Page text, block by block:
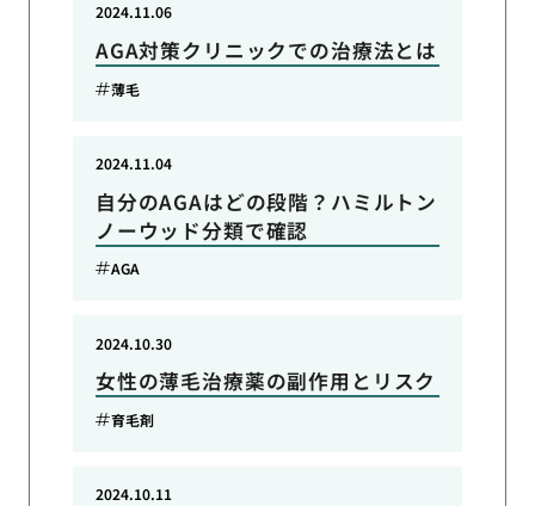
AGA対策クリニックでの治療法とは
2024.11.06
薄毛
自分のAGAはどの段階？ハミルトン
ノーウッド分類で確認
2024.11.04
AGA
女性の薄毛治療薬の副作用とリスク
2024.10.30
育毛剤
2024.10.11